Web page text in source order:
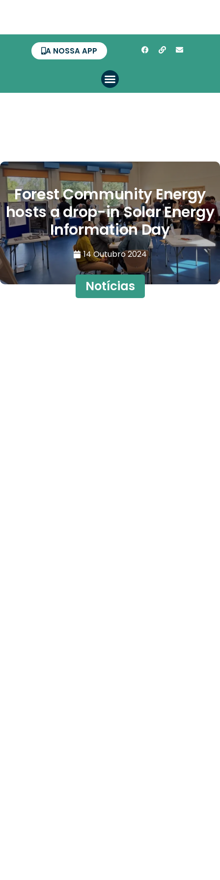
A NOSSA APP
Forest Community Energy
hosts a drop-in Solar Energy
Information Day
14 Outubro 2024
Notícias